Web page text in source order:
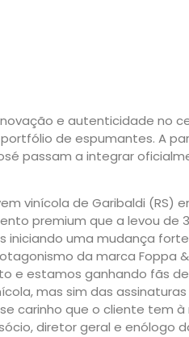
e autenticidade no
de espumantes. A
passam a integrar
vinícola de Garibaldi (RS)
premium que a levou de
iniciando uma mudança
da marca Foppa
e estamos ganhando fãs
mas sim das
carinho que o cliente tem
diretor geral e enólogo